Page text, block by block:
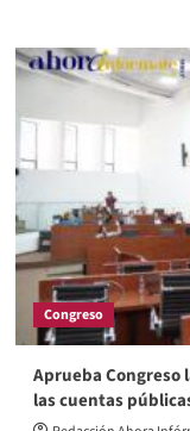
Congreso
Aprueba Congreso
las cuentas